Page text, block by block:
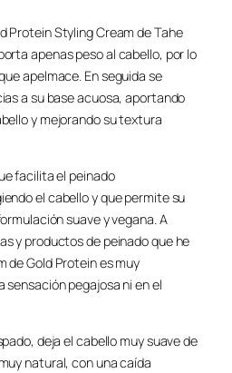
Protein Styling Cream de Tahe
apenas peso al cabello, por lo
apelmace. En seguida se
a su base acuosa, aportando
y mejorando su textura
facilita el peinado
el cabello y que permite su
suave y vegana. A
y productos de peinado que he
de Gold Protein es muy
sensación pegajosa ni en el
deja el cabello muy suave de
natural, con una caída